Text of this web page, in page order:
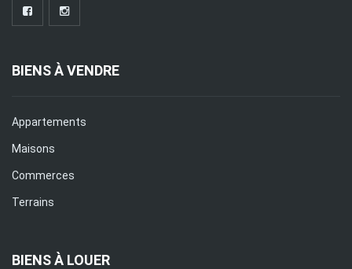
BIENS À VENDRE
Appartements
Maisons
Commerces
Terrains
BIENS À LOUER